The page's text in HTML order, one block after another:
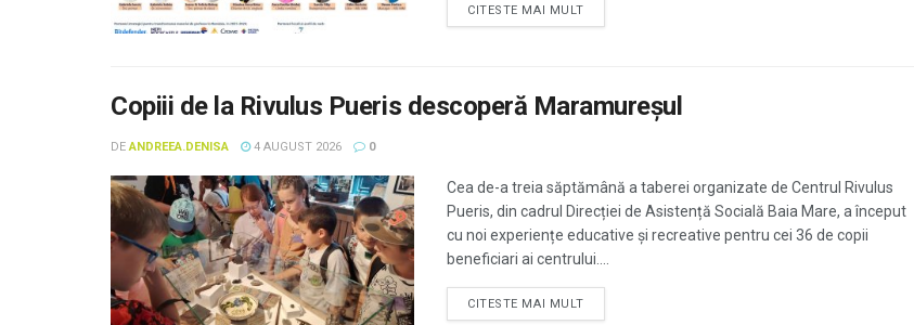
CITESTE MAI MULT
Copiii de la Rivulus Pueris descoperă Maramureșul
DE ANDREEA.DENISA 4 AUGUST 2026 0
Cea de-a treia săptămână a taberei organizate de Centrul Rivulus
Pueris, din cadrul Direcției de Asistență Socială Baia Mare, a început
cu noi experiențe educative și recreative pentru cei 36 de copii
beneficiari ai centrului....
CITESTE MAI MULT